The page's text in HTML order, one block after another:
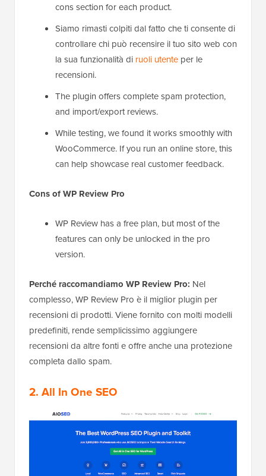
cons section for each product.
Siamo rimasti colpiti dal fatto che ti consente di
controllare chi può recensire il tuo sito web con
la sua funzionalità di ruoli utente per le
recensioni.
The plugin offers complete spam protection,
and import/export reviews.
While testing, we found it works smoothly with
WooCommerce. If you run an online store, this
can help showcase real customer feedback.
Cons of WP Review Pro
WP Review has a free plan, but most of the
features can only be unlocked in the pro
version.
Perché raccomandiamo WP Review Pro: Nel
complesso, WP Review Pro è il miglior plugin per
recensioni di prodotti. Viene fornito con molti modelli
predefiniti, rende semplicissimo aggiungere
recensioni da altre fonti e offre anche una protezione
completa dallo spam.
2. All In One SEO